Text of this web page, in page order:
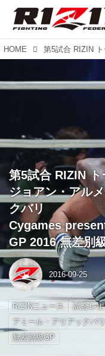
HOME
第5試合 RIZIN
ジョアン・アル
クバリ
Cygames
GP 2016 無差別
2016-09-25
RIZINニュース 試合レ
アミール・アリアックバリ
無差別級GP